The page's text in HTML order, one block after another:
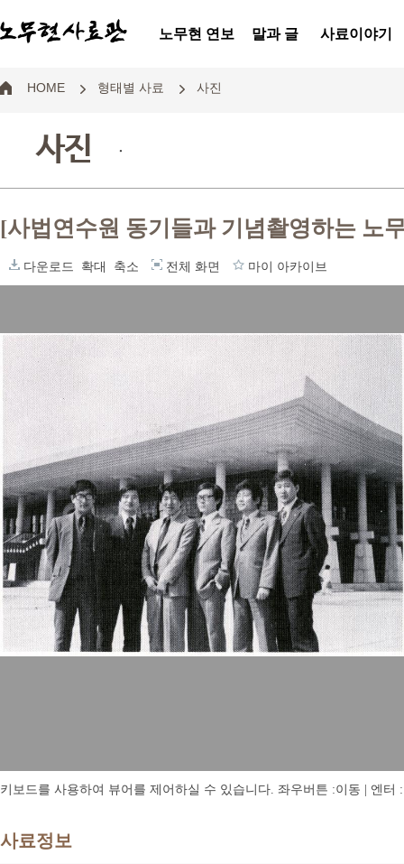
노무현 연보 말과 글 사료이야기
HOME 형태별 사료 사진
사진 .
[사법연수원 동기들과 기념촬영하는 노
다운로드 확대 축소 전체 화면 마이 아카이브
키보드를 사용하여 뷰어를 제어하실 수 있습니다. 좌우버튼 :이동 | 엔터
사료정보